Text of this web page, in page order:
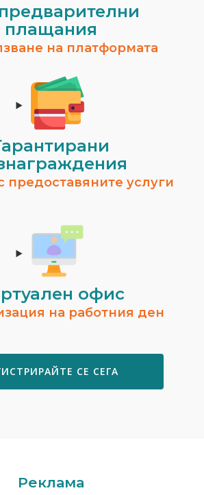
плащания
на платформата
предоставяните услуги
офис
на работния ден
СЕ СЕГА
Реклама